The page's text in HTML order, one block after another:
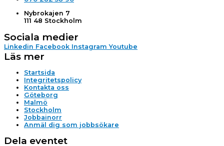
Nybrokajen 7
111 48 Stockholm
Sociala medier
Linkedin Facebook Instagram Youtube
Läs mer
Startsida
Integritetspolicy
Kontakta oss
Göteborg
Malmö
Stockholm
Jobbainorr
Anmäl dig som jobbsökare
Dela eventet